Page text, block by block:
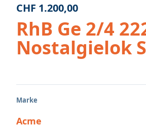
CHF 1.200,00
RhB Ge 2/4
Nostalgielok
Marke
Acme